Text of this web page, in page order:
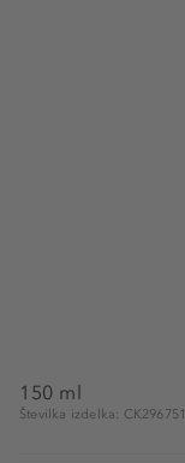
150 ml
Številka izdelka: CK296751